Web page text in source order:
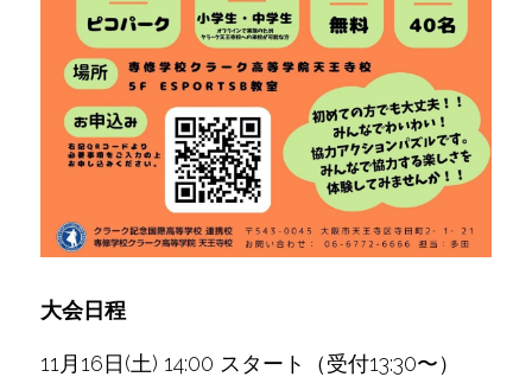
大会日程
11月16日(土) 14:00 スタート（受付13:30〜）